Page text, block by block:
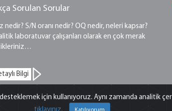
Sorulan Sorular
nedir? S/N oranı nedir? OQ nedir, neleri kapsar?
laboratuvar çalışanları olarak en çok merak
Bilgi
için kullanıyoruz. Aynı zamanda analitik